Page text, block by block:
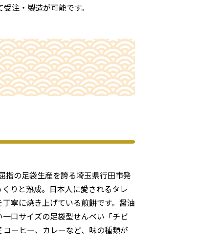
注・製造が可能です。
指の足袋生産を誇る埼玉県行田市発
りと熟成。日本人に愛されるタレ
寧に焼き上げている煎餅です。醤油
口サイズの足袋型せんべい「チビ
ーヒー、カレーなど、味の種類が